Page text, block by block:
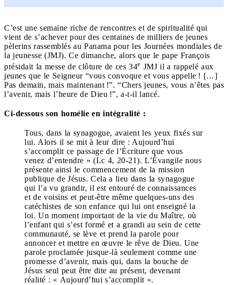
C’est une semaine riche de rencontres et de spiritualité qui
vient de s’achever pour des centaines de milliers de jeunes
pèlerins rassemblés au Panama pour les Journées mondiales de
la jeunesse (JMJ). Ce dimanche, alors que le pape François
présidait la messe de clôture de ces 34e JMJ il a rappelé aux
jeunes que le Seigneur “vous convoque et vous appelle ! […]
Pas demain, mais maintenant !”. “Chers jeunes, vous n’êtes pas
l’avenir, mais l’heure de Dieu !”, a-t-il lancé.
Ci-dessous son homélie en intégralité :
Tous, dans la synagogue, avaient les yeux fixés sur
lui. Alors il se mit à leur dire : Aujourd’hui
s’accomplit ce passage de l’Écriture que vous
venez d’entendre » (Lc 4, 20-21). L’Évangile nous
présente ainsi le commencement de la mission
publique de Jésus. Cela a lieu dans la synagogue
qui l’a vu grandir, il est entouré de connaissances
et de voisins et peut-être même quelques-uns des
catéchistes de son enfance qui lui ont enseigné la
loi. Un moment important de la vie du Maître, où
l’enfant qui s’est formé et a grandi au sein de cette
communauté, se lève et prend la parole pour
annoncer et mettre en œuvre le rêve de Dieu. Une
parole proclamée jusque-là seulement comme une
promesse d’avenir, mais qui, dans la bouche de
Jésus seul peut être dite au présent, devenant
réalité : « Aujourd’hui s’accomplit ».